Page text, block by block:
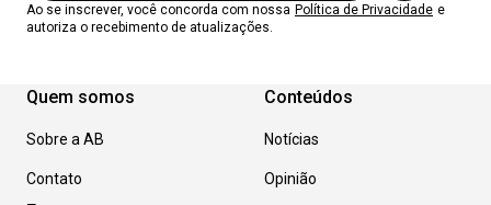
Ao se inscrever, você concorda com nossa Política de Privacidade e
autoriza o recebimento de atualizações.
Quem somos
Sobre a AB
Contato
Conteúdos
Notícias
Opinião